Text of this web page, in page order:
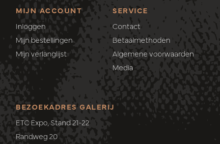
MIJN ACCOUNT
Inloggen
Mijn bestellingen
Mijn verlanglijst
SERVICE
Contact
Betaalmethoden
Algemene voorwaarden
Media
BEZOEKADRES GALERIJ
ETC Expo, Stand 21-22
Randweg 20